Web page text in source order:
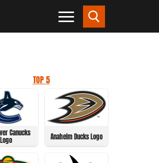
TOP 5
Canucks
Logo Anaheim Ducks Logo